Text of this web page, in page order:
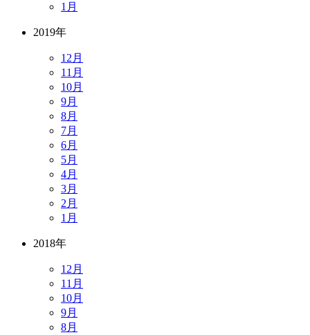
1月
2019年
12月
11月
10月
9月
8月
7月
6月
5月
4月
3月
2月
1月
2018年
12月
11月
10月
9月
8月